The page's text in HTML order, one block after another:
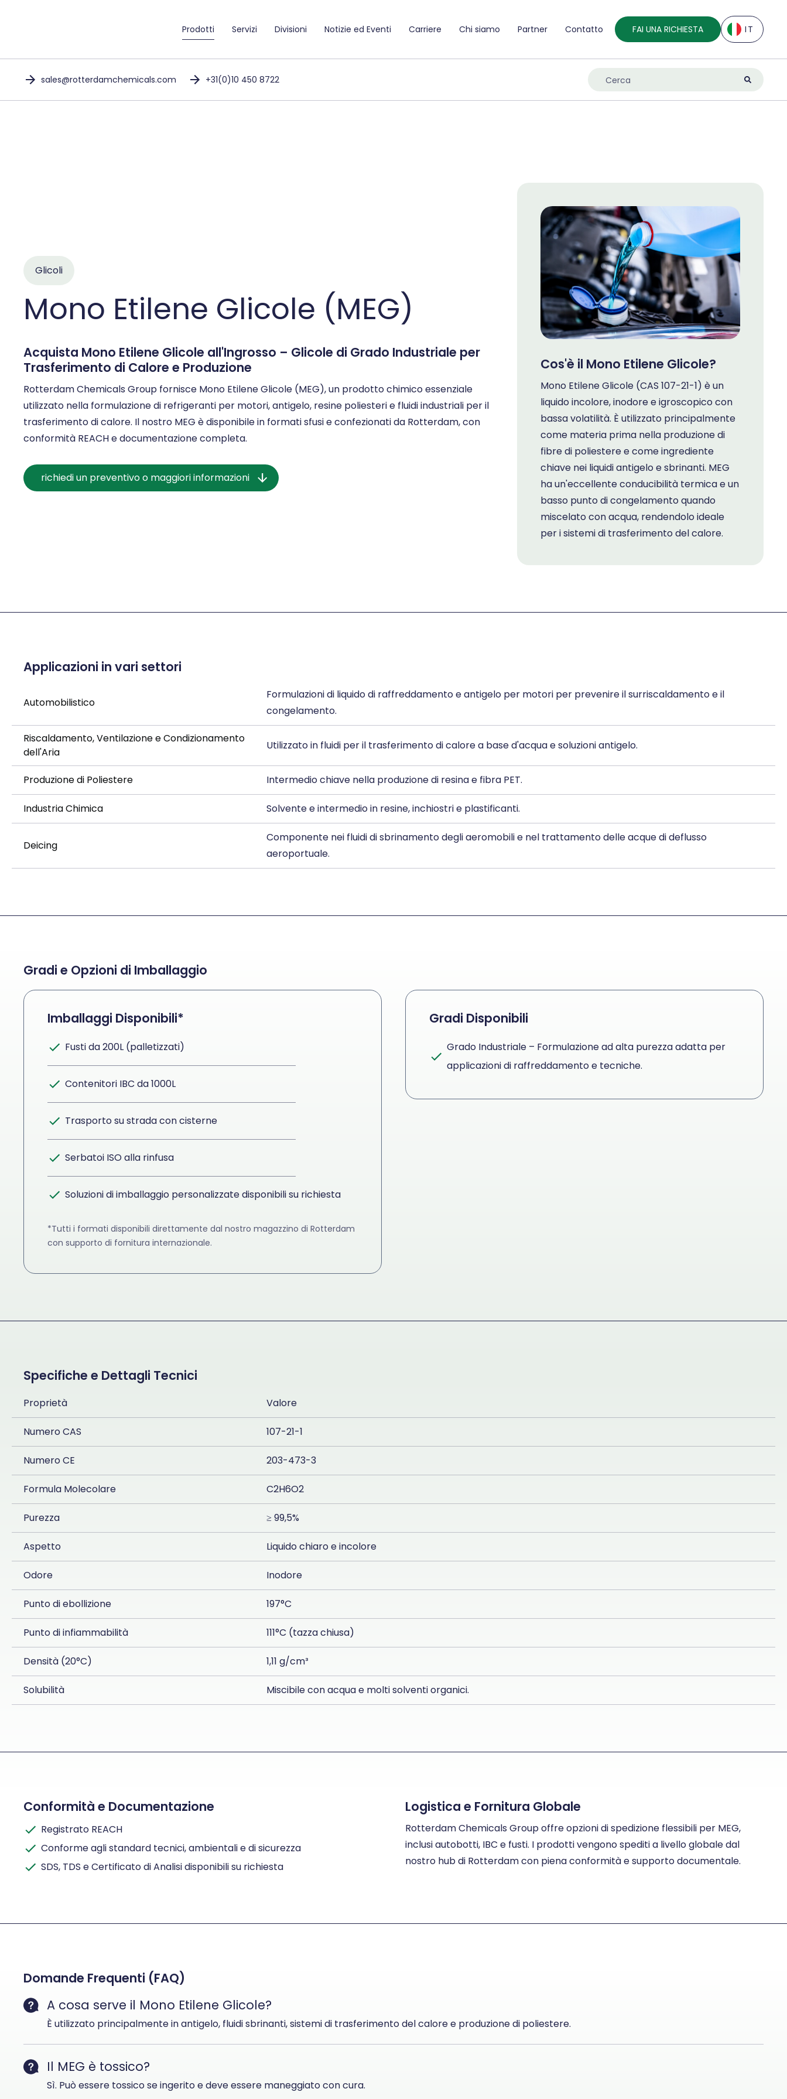
Prodotti Servizi Divisioni Notizie ed Eventi Carriere Chi siamo Partner Contatto FAI UNA RICHIESTA IT
DE
sales@rotterdamchemicals.com +31(0)10 450 8722
Glicoli
Mono Etilene Glicole (MEG)
Acquista Mono Etilene Glicole all'Ingrosso – Glicole di Grado Industriale per
Trasferimento di Calore e Produzione
Rotterdam Chemicals Group fornisce Mono Etilene Glicole (MEG), un prodotto chimico essenziale
utilizzato nella formulazione di refrigeranti per motori, antigelo, resine poliesteri e fluidi industriali per il
trasferimento di calore. Il nostro MEG è disponibile in formati sfusi e confezionati da Rotterdam, con
conformità REACH e documentazione completa.
richiedi un preventivo o maggiori informazioni
Cos'è il Mono Etilene Glicole?
Mono Etilene Glicole (CAS 107-21-1) è un
liquido incolore, inodore e igroscopico con
bassa volatilità. È utilizzato principalmente
come materia prima nella produzione di
fibre di poliestere e come ingrediente
chiave nei liquidi antigelo e sbrinanti. MEG
ha un'eccellente conducibilità termica e un
basso punto di congelamento quando
miscelato con acqua, rendendolo ideale
per i sistemi di trasferimento del calore.
Applicazioni in vari settori
Automobilistico
Formulazioni di liquido di raffreddamento e antigelo per motori per prevenire il surriscaldamento e il
congelamento.
Riscaldamento, Ventilazione e Condizionamento
dell'Aria
Utilizzato in fluidi per il trasferimento di calore a base d'acqua e soluzioni antigelo.
Produzione di Poliestere Intermedio chiave nella produzione di resina e fibra PET.
Industria Chimica Solvente e intermedio in resine, inchiostri e plastificanti.
Deicing
Componente nei fluidi di sbrinamento degli aeromobili e nel trattamento delle acque di deflusso
aeroportuale.
Gradi e Opzioni di Imballaggio
Imballaggi Disponibili*
Fusti da 200L (palletizzati)
Contenitori IBC da 1000L
Trasporto su strada con cisterne
Serbatoi ISO alla rinfusa
Soluzioni di imballaggio personalizzate disponibili su richiesta
*Tutti i formati disponibili direttamente dal nostro magazzino di Rotterdam
con supporto di fornitura internazionale.
Gradi Disponibili
Grado Industriale – Formulazione ad alta purezza adatta per
applicazioni di raffreddamento e tecniche.
Specifiche e Dettagli Tecnici
Proprietà Valore
Numero CAS 107-21-1
Numero CE 203-473-3
Formula Molecolare C2H6O2
Purezza ≥ 99,5%
Aspetto Liquido chiaro e incolore
Odore Inodore
Punto di ebollizione 197°C
Punto di infiammabilità 111°C (tazza chiusa)
Densità (20°C) 1,11 g/cm³
Solubilità Miscibile con acqua e molti solventi organici.
Conformità e Documentazione
Registrato REACH
Conforme agli standard tecnici, ambientali e di sicurezza
SDS, TDS e Certificato di Analisi disponibili su richiesta
Logistica e Fornitura Globale
Rotterdam Chemicals Group offre opzioni di spedizione flessibili per MEG,
inclusi autobotti, IBC e fusti. I prodotti vengono spediti a livello globale dal
nostro hub di Rotterdam con piena conformità e supporto documentale.
Domande Frequenti (FAQ)
A cosa serve il Mono Etilene Glicole?
È utilizzato principalmente in antigelo, fluidi sbrinanti, sistemi di trasferimento del calore e produzione di poliestere.
Il MEG è tossico?
Sì. Può essere tossico se ingerito e deve essere maneggiato con cura.